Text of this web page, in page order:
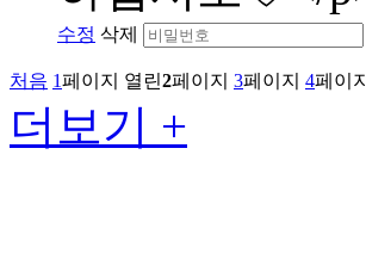
수정 삭제
처음 1페이지 열린2페이지 3페이지 4페이지
더보기 +